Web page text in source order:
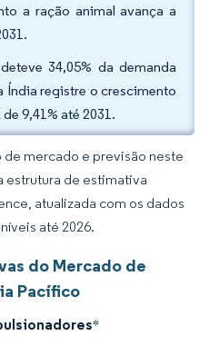
a ração animal avança a
34,05% da demanda
Índia registre o crescimento
9,41% até 2031.
de mercado e previsão neste
estrutura de estimativa
atualizada com os dados
até 2026.
do Mercado de
Pacífico
*